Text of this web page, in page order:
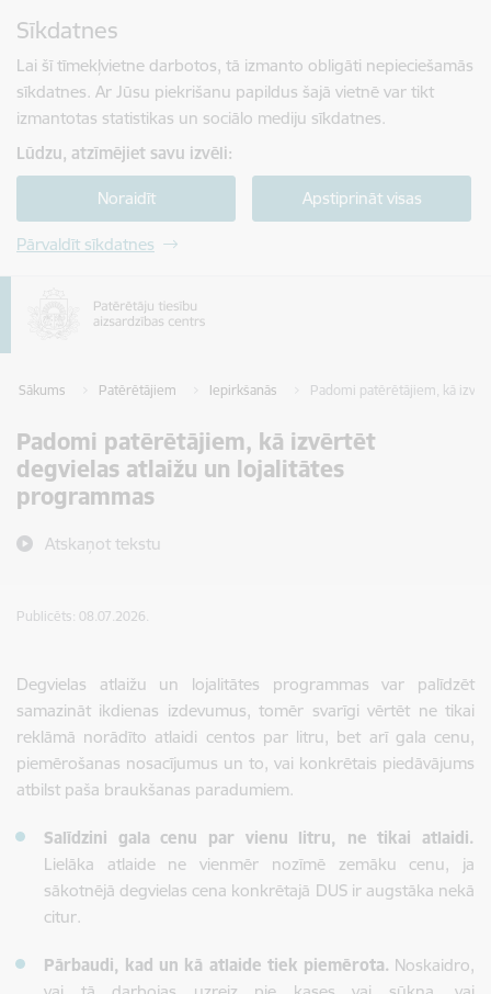
Sīkdatnes
Lai šī tīmekļvietne darbotos, tā izmanto obligāti nepieciešamās
sīkdatnes. Ar Jūsu piekrišanu papildus šajā vietnē var tikt
izmantotas statistikas un sociālo mediju sīkdatnes.
Lūdzu, atzīmējiet savu izvēli:
Noraidīt Apstiprināt visas
Pārvaldīt sīkdatnes
Sākums Patērētājiem Iepirkšanās Padomi patērētājiem, kā
Padomi patērētājiem, kā izvērtēt
degvielas atlaižu un lojalitātes
programmas
Atskaņot tekstu
Publicēts: 08.07.2026.
Degvielas atlaižu un lojalitātes programmas var palīdzēt
samazināt ikdienas izdevumus, tomēr svarīgi vērtēt ne tikai
reklāmā norādīto atlaidi centos par litru, bet arī gala cenu,
piemērošanas nosacījumus un to, vai konkrētais piedāvājums
atbilst paša braukšanas paradumiem.
Salīdzini gala cenu par vienu litru, ne tikai atlaidi.
Lielāka atlaide ne vienmēr nozīmē zemāku cenu, ja
sākotnējā degvielas cena konkrētajā DUS ir augstāka nekā
citur.
Pārbaudi, kad un kā atlaide tiek piemērota. Noskaidro,